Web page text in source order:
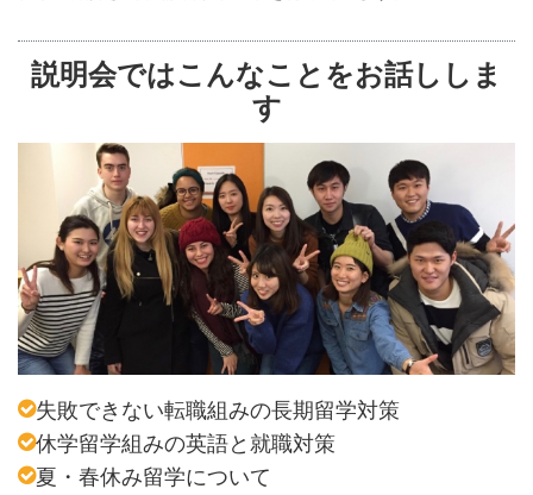
説明会ではこんなことをお話ししま
す
失敗できない転職組みの長期留学対策
休学留学組みの英語と就職対策
夏・春休み留学について